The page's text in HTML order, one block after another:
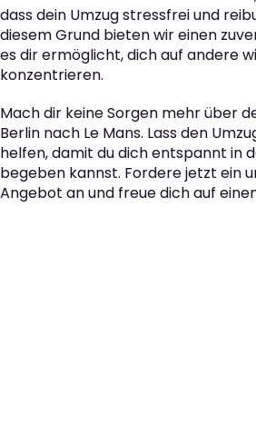
dass dein Umzug stressfrei und
diesem Grund bieten wir einen
es dir ermöglicht, dich auf andere
konzentrieren.
Mach dir keine Sorgen mehr über
Berlin nach Le Mans. Lass den
helfen, damit du dich entspannt in
begeben kannst. Fordere jetzt ein
Angebot an und freue dich auf